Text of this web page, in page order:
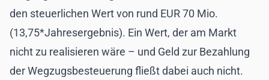
den steuerlichen Wert von rund EUR 70 Mio.
(13,75*Jahresergebnis). Ein Wert, der am Markt
nicht zu realisieren wäre – und Geld zur Bezahlung
der Wegzugsbesteuerung fließt dabei auch nicht.